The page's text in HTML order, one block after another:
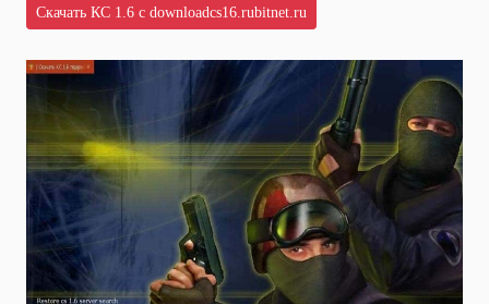
Скачать КС 1.6 с downloadcs16.rubitnet.ru